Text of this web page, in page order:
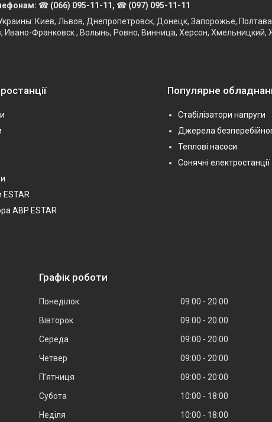
☎ (066) 095-11-11, ☎ (097) 095-11-11
Киев, Львов, Днепропетровск, Донецк, Запорожье,
Франковск , Волынь, Ровно, Винница, Херсон, Хмельницкий,
ESTAR
АВР ESTAR
Популярне
Стабілізатори напруги
Джерела
Теплові насоси
Сонячні електростанції
Графік роботи
Понеділок 09:00
20:00
Вівторок
09:00
20:00
Середа
09:00
20:00
Четвер
09:00
20:00
Пʼятниця
09:00
20:00
Субота
10:00
18:00
Неділя
10:00 18:00